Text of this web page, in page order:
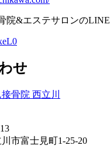
院&エステサロンのLINE
せ
市富士見町1-25-20